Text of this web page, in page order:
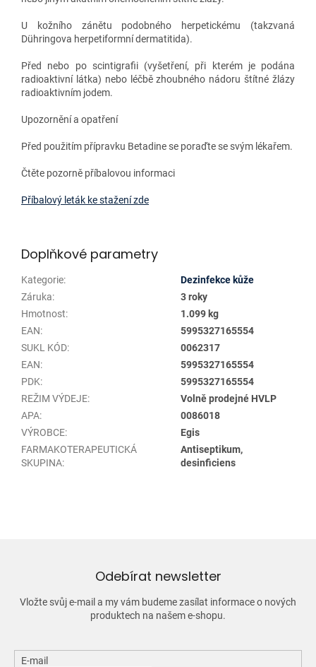
U kožního zánětu podobného herpetickému (takzvaná
Dühringova herpetiformní dermatitida).
Před nebo po scintigrafii (vyšetření, při kterém je podána
radioaktivní látka) nebo léčbě zhoubného nádoru štítné žlázy
radioaktivním jodem.
Upozornění a opatření
Před použitím přípravku Betadine se poraďte se svým lékařem.
Čtěte pozorně příbalovou informaci
Příbalový leták ke stažení zde
Doplňkové parametry
Kategorie:
Dezinfekce kůže
Záruka:
3 roky
Hmotnost:
1.099 kg
EAN:
5995327165554
SUKL KÓD:
0062317
EAN:
5995327165554
PDK:
5995327165554
REŽIM VÝDEJE:
Volně prodejné HVLP
APA:
0086018
VÝROBCE:
Egis
FARMAKOTERAPEUTICKÁ
SKUPINA:
Antiseptikum,
desinficiens
Odebírat newsletter
Vložte svůj e-mail a my vám budeme zasílat informace o nových
produktech na našem e-shopu.
E-mail